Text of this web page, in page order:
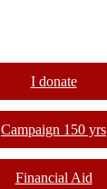
I donate
Campaign 150 yrs
Financial Aid